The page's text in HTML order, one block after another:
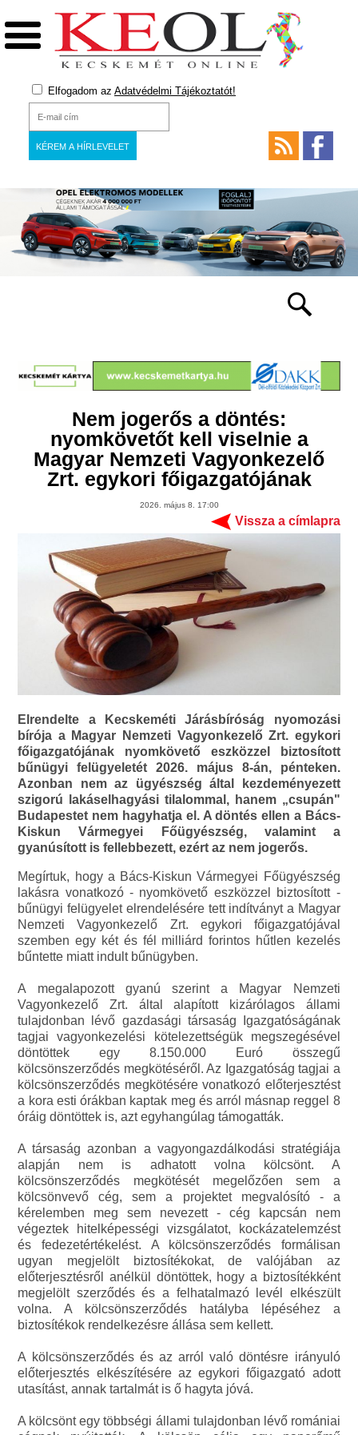
Elfogadom az Adatvédelmi Tájékoztatót!
Nem jogerős a döntés:
nyomkövetőt kell viselnie a
Magyar Nemzeti Vagyonkezelő
Zrt. egykori főigazgatójának
2026. május 8. 17:00
Vissza a címlapra
Elrendelte a Kecskeméti Járásbíróság nyomozási
bírója a Magyar Nemzeti Vagyonkezelő Zrt. egykori
főigazgatójának nyomkövető eszközzel biztosított
bűnügyi felügyeletét 2026. május 8-án, pénteken.
Azonban nem az ügyészség által kezdeményezett
szigorú lakáselhagyási tilalommal, hanem „csupán"
Budapestet nem hagyhatja el. A döntés ellen a Bács-
Kiskun Vármegyei Főügyészség, valamint a
gyanúsított is fellebbezett, ezért az nem jogerős.
Megírtuk, hogy a Bács-Kiskun Vármegyei Főügyészség
lakásra vonatkozó - nyomkövető eszközzel biztosított -
bűnügyi felügyelet elrendelésére tett indítványt a Magyar
Nemzeti Vagyonkezelő Zrt. egykori főigazgatójával
szemben egy két és fél milliárd forintos hűtlen kezelés
bűntette miatt indult bűnügyben.
A megalapozott gyanú szerint a Magyar Nemzeti
Vagyonkezelő Zrt. által alapított kizárólagos állami
tulajdonban lévő gazdasági társaság Igazgatóságának
tagjai vagyonkezelési kötelezettségük megszegésével
döntöttek egy 8.150.000 Euró összegű
kölcsönszerződés megkötéséről. Az Igazgatóság tagjai a
kölcsönszerződés megkötésére vonatkozó előterjesztést
a kora esti órákban kaptak meg és arról másnap reggel 8
óráig döntöttek is, azt egyhangúlag támogatták.
A társaság azonban a vagyongazdálkodási stratégiája
alapján nem is adhatott volna kölcsönt. A
kölcsönszerződés megkötését megelőzően sem a
kölcsönvevő cég, sem a projektet megvalósító - a
kérelemben meg sem nevezett - cég kapcsán nem
végeztek hitelképességi vizsgálatot, kockázatelemzést
és fedezetértékelést. A kölcsönszerződés formálisan
ugyan megjelölt biztosítékokat, de valójában az
előterjesztésről anélkül döntöttek, hogy a biztosítékként
megjelölt szerződés és a felhatalmazó levél elkészült
volna. A kölcsönszerződés hatályba lépéséhez a
biztosítékok rendelkezésre állása sem kellett.
A kölcsönszerződés és az arról való döntésre irányuló
előterjesztés elkészítésére az egykori főigazgató adott
utasítást, annak tartalmát is ő hagyta jóvá.
A kölcsönt egy többségi állami tulajdonban lévő romániai